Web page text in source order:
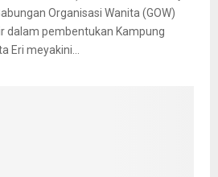
Organisasi Wanita (GOW)
dalam pembentukan Kampung
Eri meyakini...